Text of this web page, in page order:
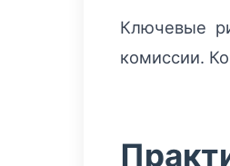
Ключевые
комиссии.